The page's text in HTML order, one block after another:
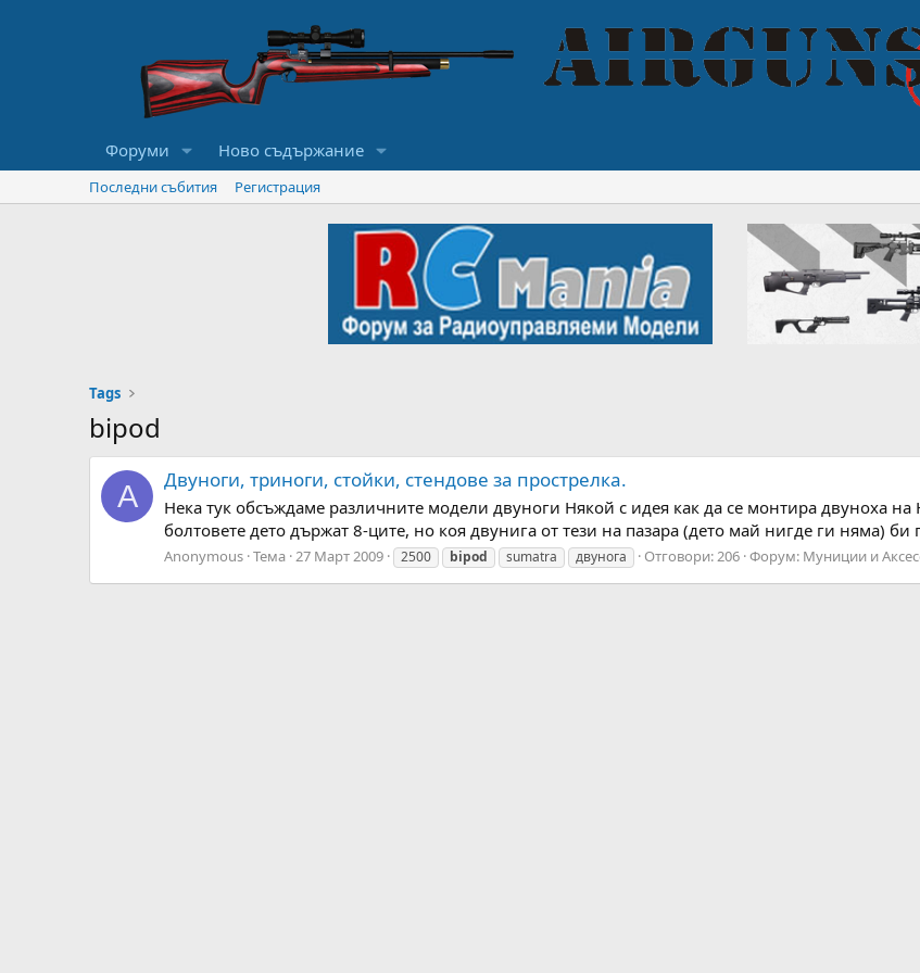
Форуми Ново съдържание
Последни събития Регистрация
Tags
bipod
A Двуноги, триноги, стойки, стендове за прострелка.
Нека тук обсъждаме различните модели двуноги Някой с идея как да се монтира двуноха на
болтовете дето държат 8-ците, но коя двунига от тези на пазара (дето май нигде ги няма) би
Anonymous Тема 27 Март 2009 2500 bipod sumatra двунога Отговори: 206 Форум: Муниции и